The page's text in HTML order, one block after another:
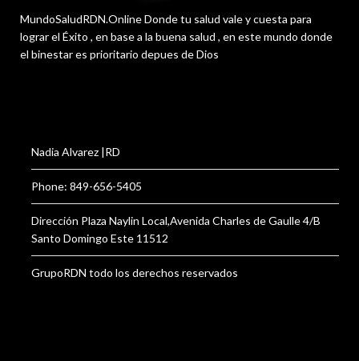
MundoSaludRDN.Online Donde tu salud vale y cuesta para
lograr el Éxito , en base a la buena salud , en este mundo donde
el binestar es prioritario depues de Dios
Nadia Alvarez |RD
Phone: 849-656-5405
Dirección Plaza Naylin Local,Avenida Charles de Gaulle 4/B
Santo Domingo Este 11512
GrupoRDN todo los derechos reservados